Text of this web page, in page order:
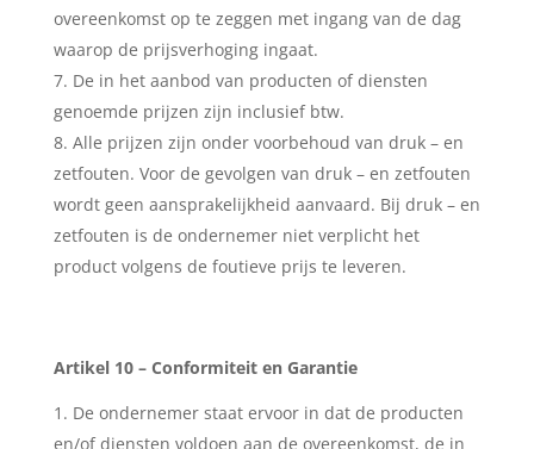
overeenkomst op te zeggen met ingang van de dag
waarop de prijsverhoging ingaat.
De in het aanbod van producten of diensten
genoemde prijzen zijn inclusief btw.
Alle prijzen zijn onder voorbehoud van druk – en
zetfouten. Voor de gevolgen van druk – en zetfouten
wordt geen aansprakelijkheid aanvaard. Bij druk – en
zetfouten is de ondernemer niet verplicht het
product volgens de foutieve prijs te leveren.
Artikel 10 – Conformiteit en Garantie
De ondernemer staat ervoor in dat de producten
en/of diensten voldoen aan de overeenkomst, de in